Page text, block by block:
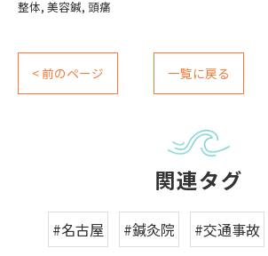
整体 美容鍼 頭痛
< 前のページ 一覧に戻る
関連タグ
#名古屋 #鍼灸院 #交通事故